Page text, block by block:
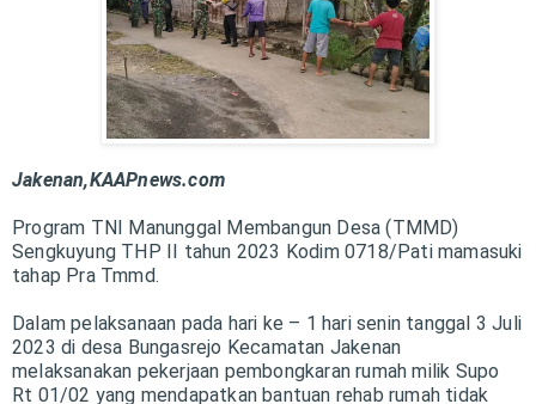
Jakenan,KAAPnews.com
Program TNI Manunggal Membangun Desa (TMMD)
Sengkuyung THP II tahun 2023 Kodim 0718/Pati mamasuki
tahap Pra Tmmd.
Dalam pelaksanaan pada hari ke – 1 hari senin tanggal 3 Juli
2023 di desa Bungasrejo Kecamatan Jakenan
melaksanakan pekerjaan pembongkaran rumah milik Supo
Rt 01/02 yang mendapatkan bantuan rehab rumah tidak